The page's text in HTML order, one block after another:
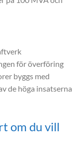
för överföring
byggs med
de höga insatserna
om du vill